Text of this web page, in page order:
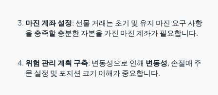
마진 계좌 설정: 선물 거래는 초기 및 유지 마진 요구 사항
을 충족할 충분한 자본을 가진 마진 계좌가 필요합니다.
위험 관리 계획 구축: 변동성으로 인해 변동성, 손절매 주
문 설정 및 포지션 크기 이해가 중요합니다.